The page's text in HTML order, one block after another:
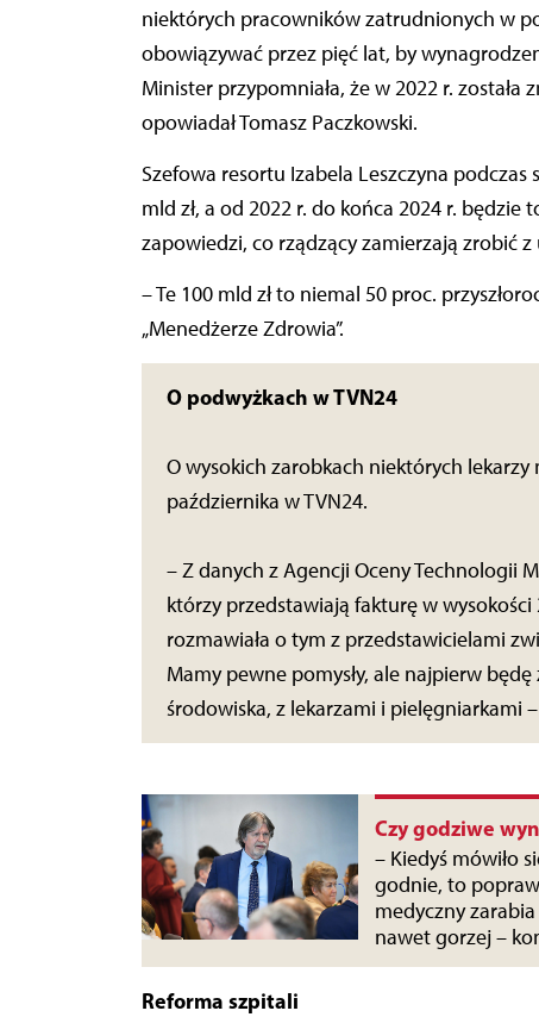
niektórych pracowników zatrudnionych w
obowiązywać przez pięć lat, by
Minister przypomniała, że w 2022 r.
opowiadał Tomasz Paczkowski.
Szefowa resortu Izabela Leszczyna
mld zł, a od 2022 r. do końca 2024 r. będzie
zapowiedzi, co rządzący zamierzają zrobić z
– Te 100 mld zł to niemal 50 proc.
„Menedżerze Zdrowia”.
O podwyżkach w TVN24
O wysokich zarobkach niektórych
października w TVN24.
– Z danych z Agencji Oceny Technologii
którzy przedstawiają fakturę w wysokości
rozmawiała o tym z przedstawicielami
Mamy pewne pomysły, ale najpierw
środowiska, z lekarzami i pielęgniarkami
Czy godziwe
– Kiedyś mówiło
godnie, to
medyczny
nawet gorzej –
Reforma szpitali